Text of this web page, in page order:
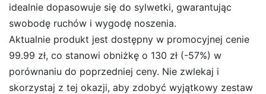
idealnie dopasowuje się do sylwetki, gwarantując
swobodę ruchów i wygodę noszenia.
Aktualnie produkt jest dostępny w promocyjnej cenie
99.99 zł, co stanowi obniżkę o 130 zł (-57%) w
porównaniu do poprzedniej ceny. Nie zwlekaj i
skorzystaj z tej okazji, aby zdobyć wyjątkowy zestaw